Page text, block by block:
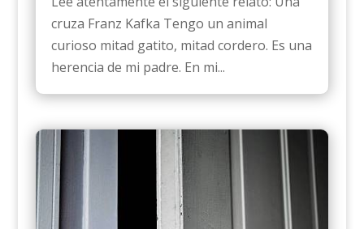
cruza Franz Kafka Tengo un animal
curioso mitad gatito, mitad cordero. Es una
herencia de mi padre. En mi...